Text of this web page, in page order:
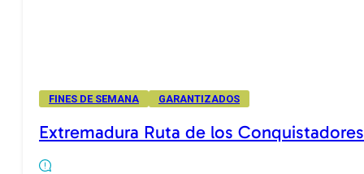
FINES DE SEMANA GARANTIZADOS
Extremadura Ruta de los Conquistadores